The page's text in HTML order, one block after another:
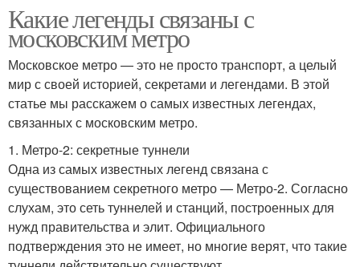
Какие легенды связаны с
московским метро
Московское метро — это не просто транспорт, а целый
мир с своей историей, секретами и легендами. В этой
статье мы расскажем о самых известных легендах,
связанных с московским метро.
1. Метро-2: секретные туннели
Одна из самых известных легенд связана с
существованием секретного метро — Метро-2. Согласно
слухам, это сеть туннелей и станций, построенных для
нужд правительства и элит. Официального
подтверждения это не имеет, но многие верят, что такие